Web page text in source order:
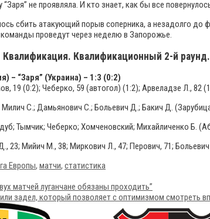
“Заря” не проявляла. И кто знает, как бы все
сбить атакующий порыв соперника, а незадолго
проведут через неделю в Запорожье.
Квалификационный 2-й раунд.
– “Заря” (Украина) – 1:3 (0:2)
19 (0:2); Чеберко, 59 (автогол) (1:2); Арвеладзе Л., 82
Милич С.; Дамьянович С.; Больевич Д.; Бакич Д.
Тымчик; Чеберко; Хомченовский; Михайличенко Б.
23; Мийич М., 38; Миркович Л., 47; Перович, 71;
Европы, матчи, статистика
матчей луганчане обязаны проходить”
задел, который позволяет с оптимизмом смотреть